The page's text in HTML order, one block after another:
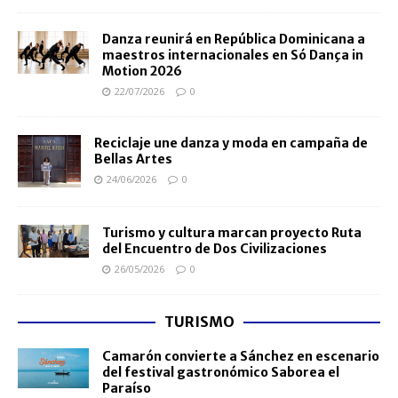
Danza reunirá en República Dominicana a
maestros internacionales en Só Dança in
Motion 2026
22/07/2026 0
Reciclaje une danza y moda en campaña de
Bellas Artes
24/06/2026 0
Turismo y cultura marcan proyecto Ruta
del Encuentro de Dos Civilizaciones
26/05/2026 0
TURISMO
Camarón convierte a Sánchez en escenario
del festival gastronómico Saborea el
Paraíso